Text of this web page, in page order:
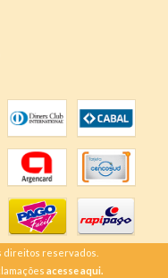
direitos reservados.
acesse aqui.